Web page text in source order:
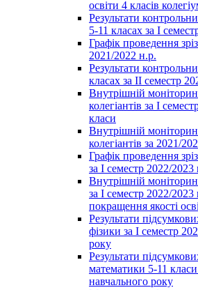
освіти 4 класів
Результати
5-11 класах за І
Графік проведення
2021/2022 н.р.
Результати
класах за ІІ семестр
Внутрішній
колегіантів за І
класи
Внутрішній
колегіантів за 2021/
Графік проведення
за І семестр 2022/2023
Внутрішній
за І семестр 2022/
покращення якості
Результати
фізики за І семестр
року
Результати
математики 5-11
навчального року